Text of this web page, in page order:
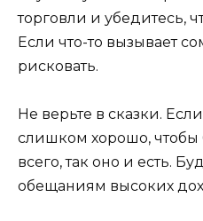
торговли и убедитесь,
Если что-то вызывает
рисковать.
Не верьте в сказки.
слишком хорошо, чтобы
всего, так оно и есть.
обещаниям высоких